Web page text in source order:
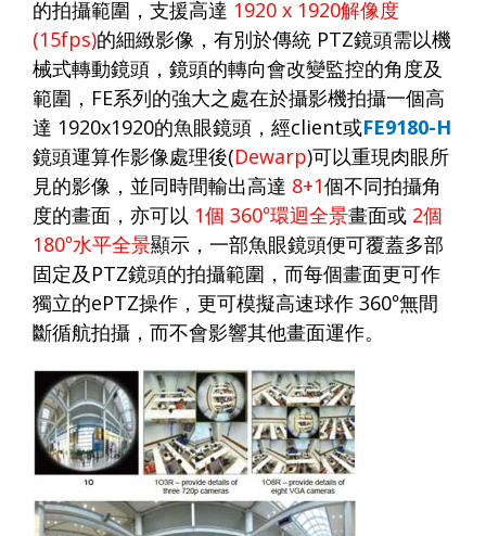
的拍攝範圍，支援高達 1920 x 1920解像度
(15fps)的細緻影像，有別於傳統 PTZ鏡頭需以機
械式轉動鏡頭，鏡頭的轉向會改變監控的角度及
範圍， FE系列的強大之處在於攝影機拍攝一個高
達 1920x1920的魚眼鏡頭，經client或FE9180-H
鏡頭運算作影像處理後(Dewarp)可以重現肉眼所
見的影像，並同時間輸出高達 8+1個不同拍攝角
度的畫面，亦可以 1個 360°環迴全景畫面或 2個
180°水平全景顯示，一部魚眼鏡頭便可覆蓋多部
固定及 PTZ鏡頭的拍攝範圍，而每個畫面更可作
獨立的ePTZ操作，更可模擬高速球作 360°無間
斷循航拍攝，而不會影響其他畫面運作。